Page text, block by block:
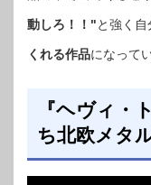
動しろ！！"と強く自
くれる作品になって
『ヘヴィ・
ち北欧メタ